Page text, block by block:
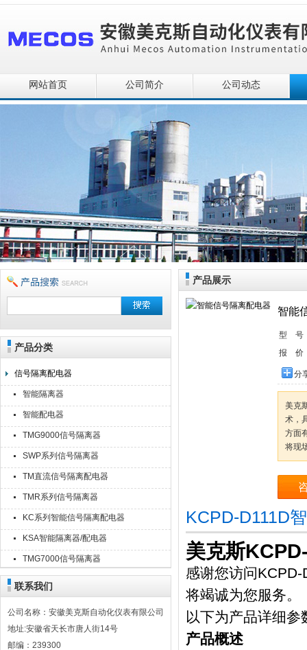
安徽美克斯自动化仪表有限公司
网站首页 公司简介 公司动态
产品分类
信号隔离配电器
智能隔离器
智能配电器
TMG9000信号隔离器
SWP系列信号隔离器
TM直流信号隔离配电器
TMR系列信号隔离器
KC系列智能信号隔离配电器
KSA智能隔离器/配电器
TMG7000信号隔离器
联系我们
公司名称：安徽美克斯自动化仪表有限公司
地址:安徽省天长市唐人街14号
邮编：239300
产品展示
智能
型 号
报 价
分
美克
术，
方面
将现
KCPD-D111D
美克斯
感谢您访问
将竭诚为您服务。
以下为产品详细参
产品概述